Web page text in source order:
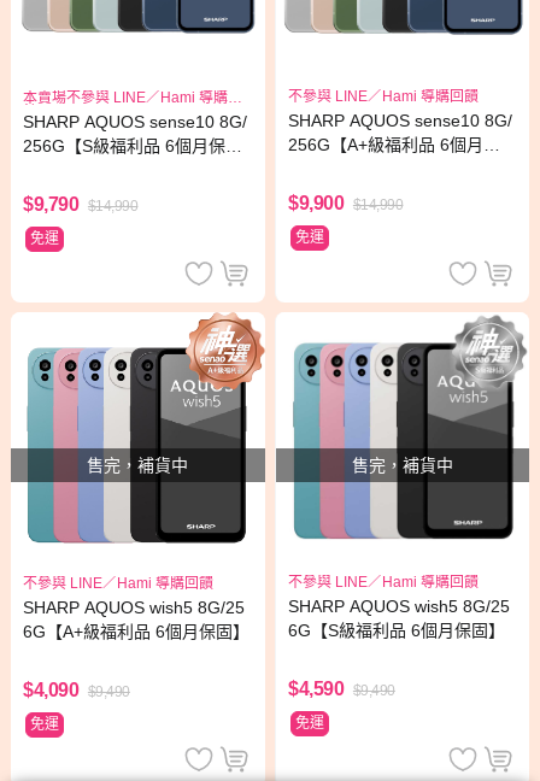
本賣場不參與 LINE／Hami 導購回
SHARP AQUOS sense10 8G/
256G【S級福利品 6個月保
$9,790 $14,990
免運
不參與 LINE／Hami 導購回饋
SHARP AQUOS sense10 8G/
256G【A+級福利品 6個月保
$9,900 $14,990
免運
售完，補貨中
不參與 LINE／Hami 導購回饋
SHARP AQUOS wish5 8G/25
6G【A+級福利品 6個月保固】
$4,090 $9,490
免運
售完，補貨中
不參與 LINE／Hami 導購回饋
SHARP AQUOS wish5 8G/25
6G【S級福利品 6個月保固】
$4,590 $9,490
免運